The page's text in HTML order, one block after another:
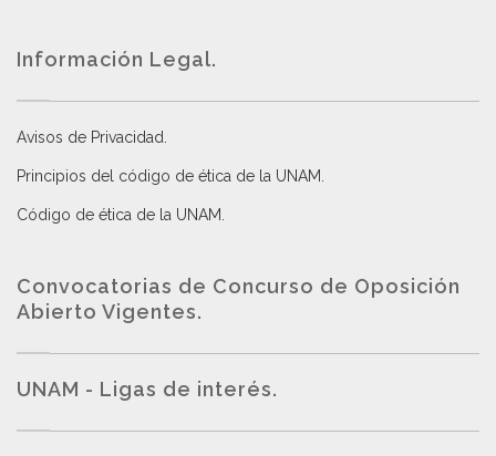
Información Legal.
Avisos de Privacidad
Principios del código de ética de la UNAM
Código de ética de la UNAM
Convocatorias de Concurso de Oposición
Abierto Vigentes.
UNAM - Ligas de interés.